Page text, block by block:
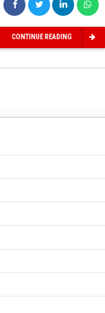
CONTINUE READING